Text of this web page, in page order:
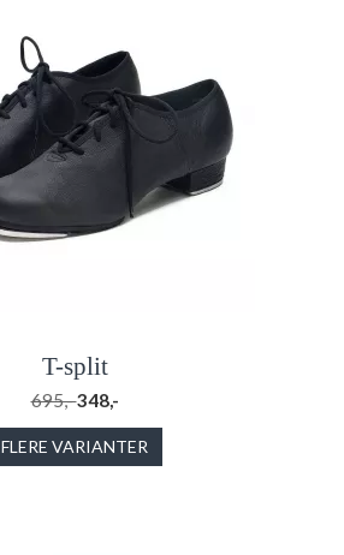
T-split
695,-348,-
FLERE VARIANTER